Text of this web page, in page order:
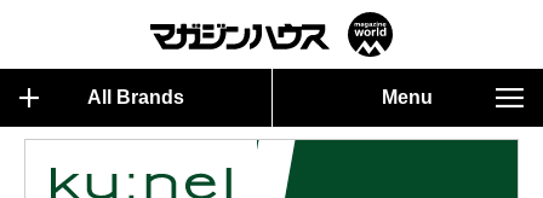
All Brands Menu